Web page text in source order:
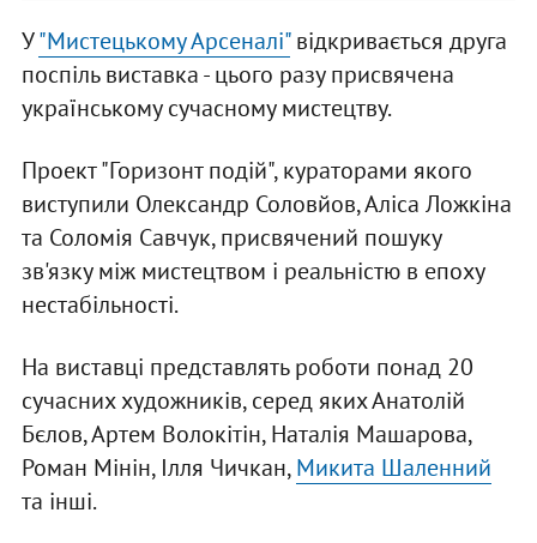
У"Мистецькому Арсеналі"відкривається друга
поспіль виставка - цього разу присвячена
українському сучасному мистецтву.
Проект "Горизонт подій", кураторами якого
виступили Олександр Соловйов, Аліса Ложкіна
та Соломія Савчук, присвячений пошуку
зв'язку між мистецтвом і реальністю в епоху
нестабільності.
На виставці представлять роботи понад 20
сучасних художників, серед яких Анатолій
Бєлов, Артем Волокітін, Наталія Машарова,
Роман Мінін, Ілля Чичкан,Микита Шаленний
та інші.